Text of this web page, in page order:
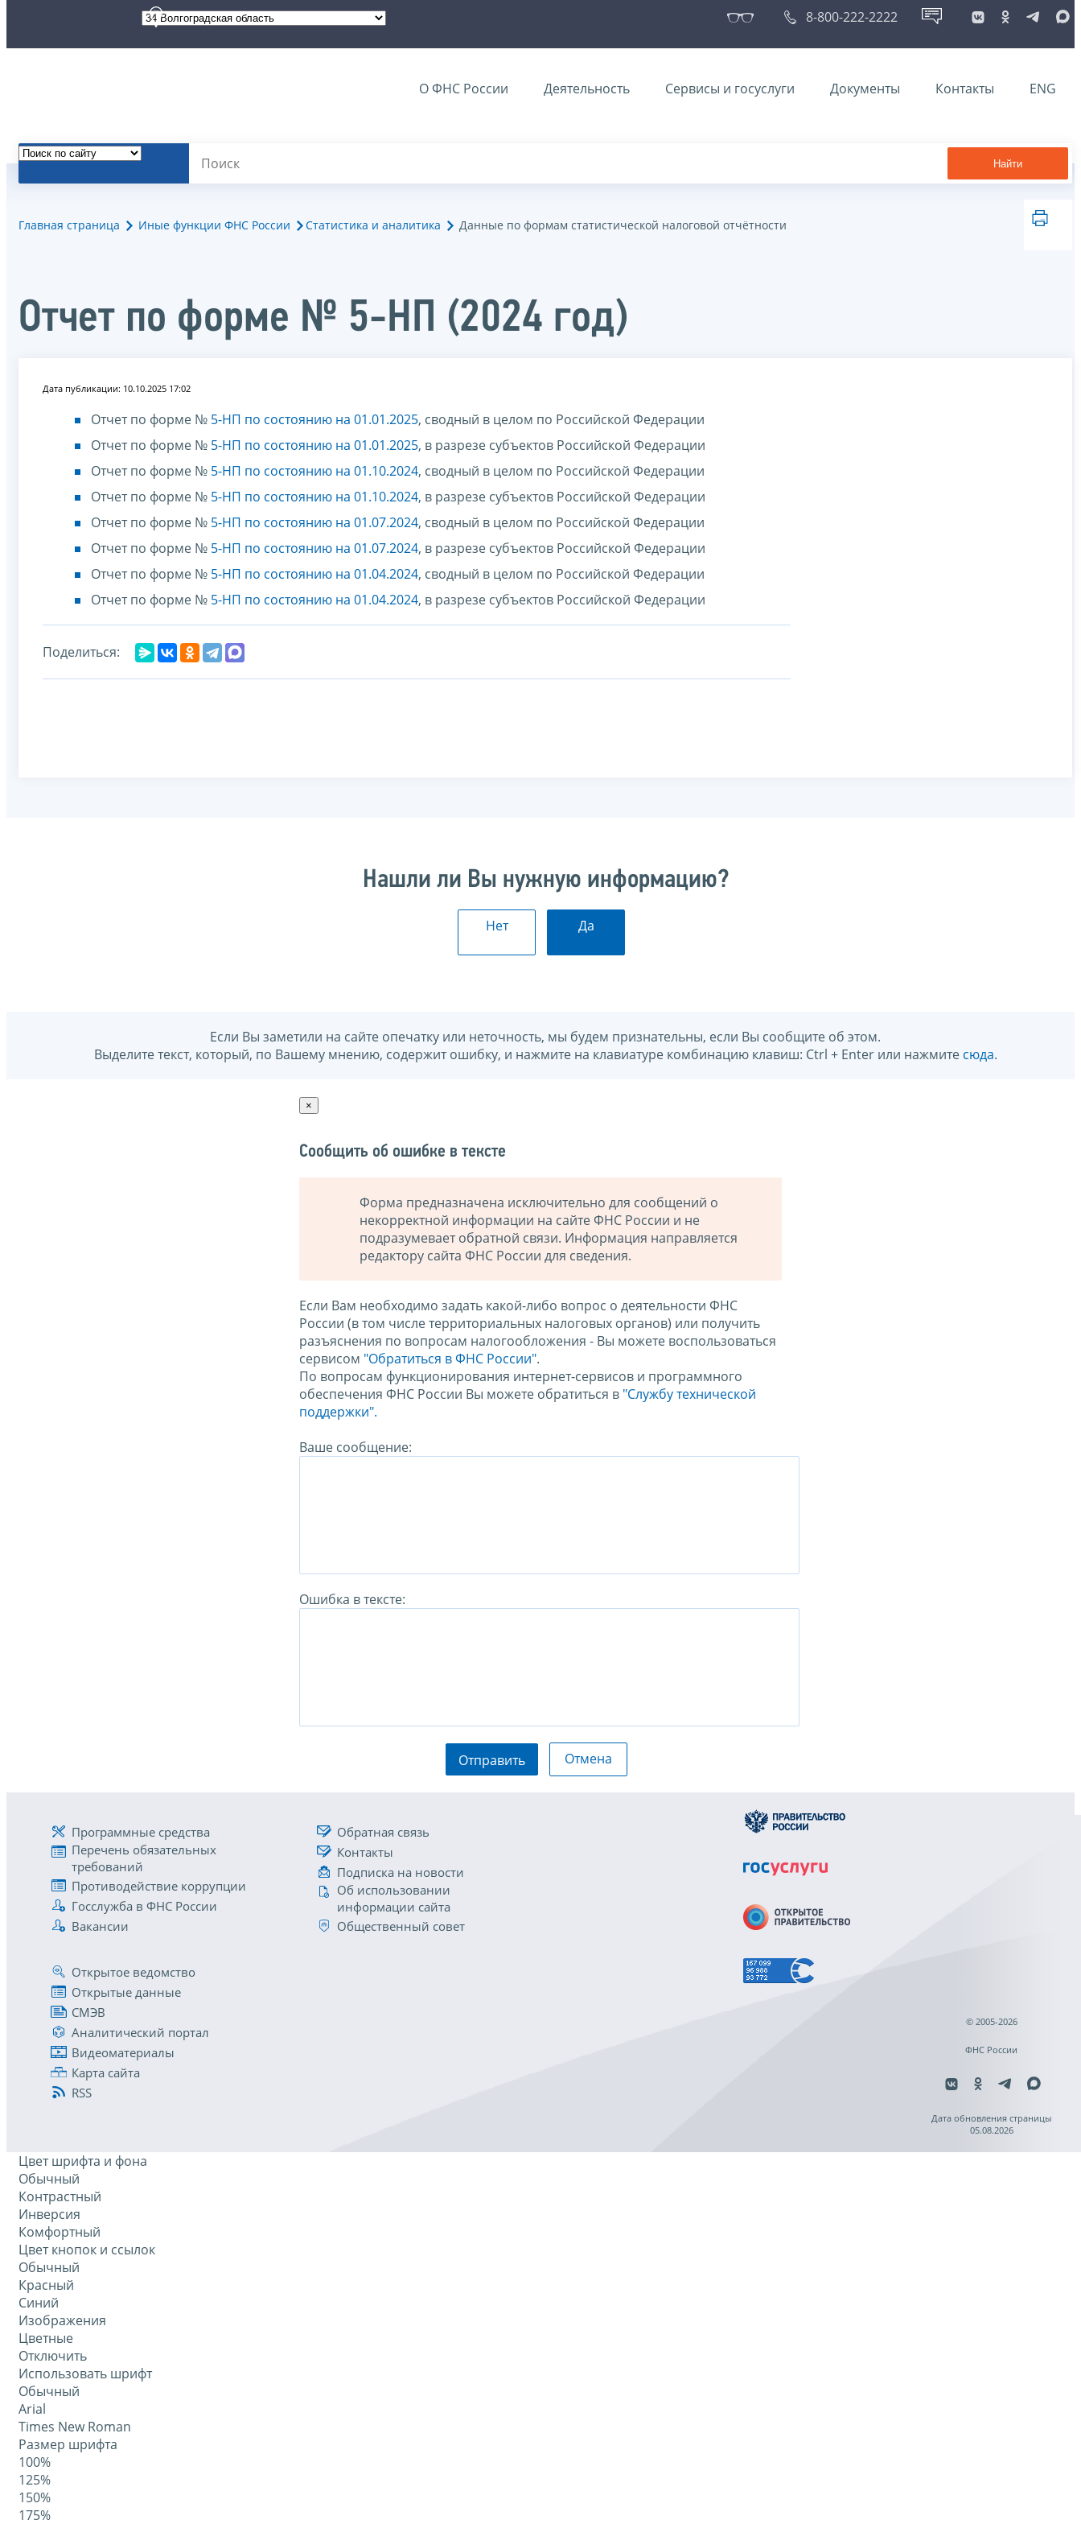
8-800-222-2222
О ФНС России Деятельность Сервисы и госуслуги Документы Контакты ENG
Найти
Главная страница Иные функции ФНС России Статистика и аналитика Данные по формам статистической налоговой отчётности
Отчет по форме № 5-НП (2024 год)
Дата публикации: 10.10.2025 17:02
Отчет по форме № 5-НП по состоянию на 01.01.2025, сводный в целом по Российской Федерации
Отчет по форме № 5-НП по состоянию на 01.01.2025, в разрезе субъектов Российской Федерации
Отчет по форме № 5-НП по состоянию на 01.10.2024, сводный в целом по Российской Федерации
Отчет по форме № 5-НП по состоянию на 01.10.2024, в разрезе субъектов Российской Федерации
Отчет по форме № 5-НП по состоянию на 01.07.2024, сводный в целом по Российской Федерации
Отчет по форме № 5-НП по состоянию на 01.07.2024, в разрезе субъектов Российской Федерации
Отчет по форме № 5-НП по состоянию на 01.04.2024, сводный в целом по Российской Федерации
Отчет по форме № 5-НП по состоянию на 01.04.2024, в разрезе субъектов Российской Федерации
Поделиться:
Нашли ли Вы нужную информацию?
Нет Да
Если Вы заметили на сайте опечатку или неточность, мы будем признательны, если Вы сообщите об этом.
Выделите текст, который, по Вашему мнению, содержит ошибку, и нажмите на клавиатуре комбинацию клавиш: Ctrl + Enter или нажмите сюда.
×
Сообщить об ошибке в тексте
Форма предназначена исключительно для сообщений о
некорректной информации на сайте ФНС России и не
подразумевает обратной связи. Информация направляется
редактору сайта ФНС России для сведения.
Если Вам необходимо задать какой-либо вопрос о деятельности ФНС
России (в том числе территориальных налоговых органов) или получить
разъяснения по вопросам налогообложения - Вы можете воспользоваться
сервисом "Обратиться в ФНС России".
По вопросам функционирования интернет-сервисов и программного
обеспечения ФНС России Вы можете обратиться в "Службу технической
поддержки".
Ваше сообщение:
Ошибка в тексте:
Отправить Отмена
Программные средства
Перечень обязательных
требований
Противодействие коррупции
Госслужба в ФНС России
Вакансии
Обратная связь
Контакты
Подписка на новости
Об использовании
информации сайта
Общественный совет
Открытое ведомство
Открытые данные
СМЭВ
Аналитический портал
Видеоматериалы
Карта сайта
RSS
© 2005-2026
ФНС России
Дата обновления страницы
05.08.2026
Цвет шрифта и фона
Обычный
Контрастный
Инверсия
Комфортный
Цвет кнопок и ссылок
Обычный
Красный
Синий
Изображения
Цветные
Отключить
Использовать шрифт
Обычный
Arial
Times New Roman
Размер шрифта
100%
125%
150%
175%